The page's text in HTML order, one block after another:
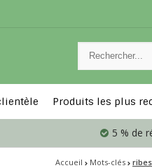
Produits les plus
5 % de
Accueil Mots-clés